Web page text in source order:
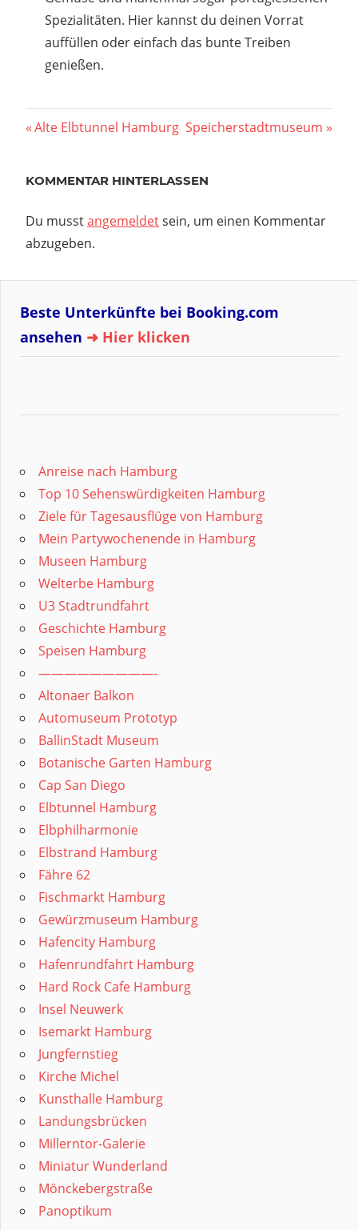
Spezialitäten. Hier kannst du deinen Vorrat
auffüllen oder einfach das bunte Treiben
genießen.
Beitragsnavigation
Vorheriger
Alte Elbtunnel Hamburg Nächster
Speicherstadtmuseum
KOMMENTAR HINTERLASSEN
Du musstangemeldetsein, um einen Kommentar
abzugeben.
Beste Unterkünfte bei Booking.com
ansehen ➜ Hier klicken
Anreise nach Hamburg
Top 10 Sehenswürdigkeiten Hamburg
Ziele für Tagesausflüge von Hamburg
Mein Partywochenende in Hamburg
Museen Hamburg
Welterbe Hamburg
U3 Stadtrundfahrt
Geschichte Hamburg
Speisen Hamburg
—————————-
Altonaer Balkon
Automuseum Prototyp
BallinStadt Museum
Botanische Garten Hamburg
Cap San Diego
Elbtunnel Hamburg
Elbphilharmonie
Elbstrand Hamburg
Fähre 62
Fischmarkt Hamburg
Gewürzmuseum Hamburg
Hafencity Hamburg
Hafenrundfahrt Hamburg
Hard Rock Cafe Hamburg
Insel Neuwerk
Isemarkt Hamburg
Jungfernstieg
Kirche Michel
Kunsthalle Hamburg
Landungsbrücken
Millerntor-Galerie
Miniatur Wunderland
Mönckebergstraße
Panoptikum